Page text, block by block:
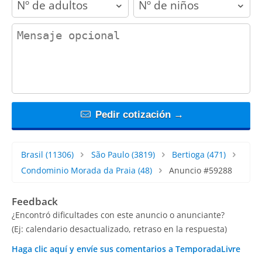
contact_message
Pedir cotización →
Brasil (11306) São Paulo(3819) Bertioga (471)
Condominio Morada da Praia (48) Anuncio #59288
Feedback
¿Encontró dificultades con este anuncio o anunciante?
(Ej: calendario desactualizado, retraso en la respuesta)
Haga clic aquí y envíe sus comentarios a TemporadaLivre